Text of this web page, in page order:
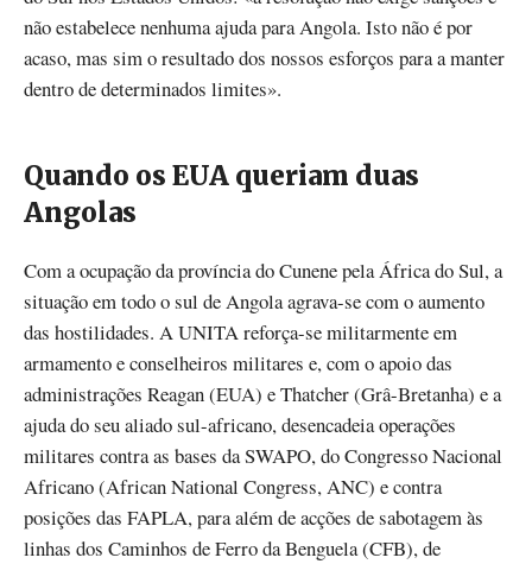
não estabelece nenhuma ajuda para Angola. Isto não é por
acaso, mas sim o resultado dos nossos esforços para a manter
dentro de determinados limites».
Quando os EUA queriam duas
Angolas
Com a ocupação da província do Cunene pela África do Sul, a
situação em todo o sul de Angola agrava-se com o aumento
das hostilidades. A UNITA reforça-se militarmente em
armamento e conselheiros militares e, com o apoio das
administrações Reagan (EUA) e Thatcher (Grâ-Bretanha) e a
ajuda do seu aliado sul-africano, desencadeia operações
militares contra as bases da SWAPO, do Congresso Nacional
Africano (African National Congress, ANC) e contra
posições das FAPLA, para além de acções de sabotagem às
linhas dos Caminhos de Ferro da Benguela (CFB), de